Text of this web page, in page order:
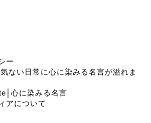
ー
ない日常に心に染みる名言が溢れま
心に染みる名言
アについて